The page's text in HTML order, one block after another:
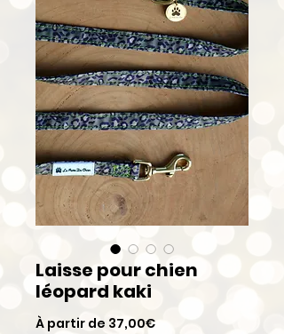
Laisse pour chien
léopard kaki
À partir de 37,00€Prix